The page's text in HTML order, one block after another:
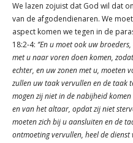
We lazen zojuist dat God wil dat
van de afgodendienaren. We
aspect komen we tegen in de
18:2-4: ‘’En u moet ook uw
met u naar voren doen komen,
echter, en uw zonen met u, moeten
zullen uw taak vervullen en de taak
mogen zij niet in de nabijheid
en van het altaar, opdat zij niet
moeten zich bij u aansluiten en de
ontmoeting vervullen, heel de dienst